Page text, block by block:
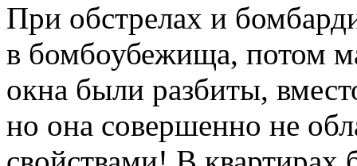
При обстрелах и
в бомбоубежища, потом
окна были разбиты,
но она совершенно не